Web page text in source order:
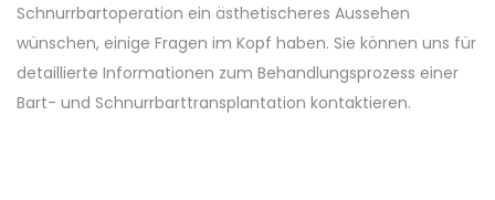
Schnurrbartoperation ein ästhetischeres Aussehen
wünschen, einige Fragen im Kopf haben. Sie können uns für
detaillierte Informationen zum Behandlungsprozess einer
Bart- und Schnurrbarttransplantation kontaktieren.